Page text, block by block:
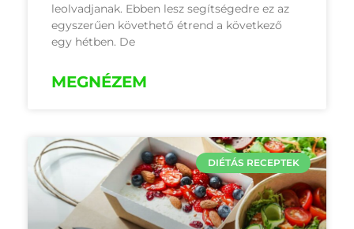
leolvadjanak. Ebben lesz segítségedre ez az
egyszerűen követhető étrend a következő
egy hétben. De
MEGNÉZEM
DIÉTÁS RECEPTEK